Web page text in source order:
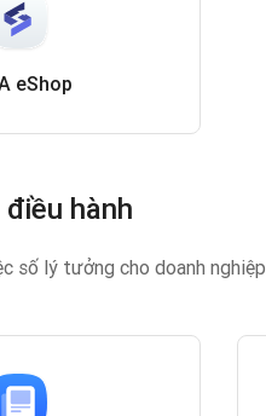
eShop
điều hành
số lý tưởng cho doanh nghiệp